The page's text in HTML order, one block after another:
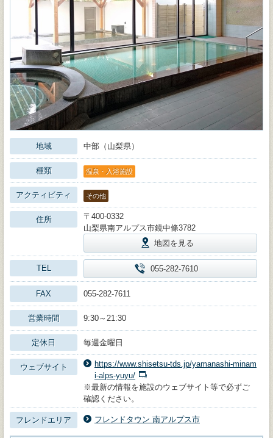
地域 中部（山梨県）
種類 温泉・入浴施設
アクティビティ その他
住所
〒400-0332
山梨県南アルプス市鏡中條3782
地図を見る
TEL 055-282-7610
FAX 055-282-7611
営業時間 9:30～21:30
定休日 毎週金曜日
ウェブサイト
https://www.shisetsu-tds.jp/yamanashi-minam
i-alps-yuyu/
※最新の情報を施設のウェブサイト等で必ずご
確認ください。
フレンドエリア フレンドタウン 南アルプス市